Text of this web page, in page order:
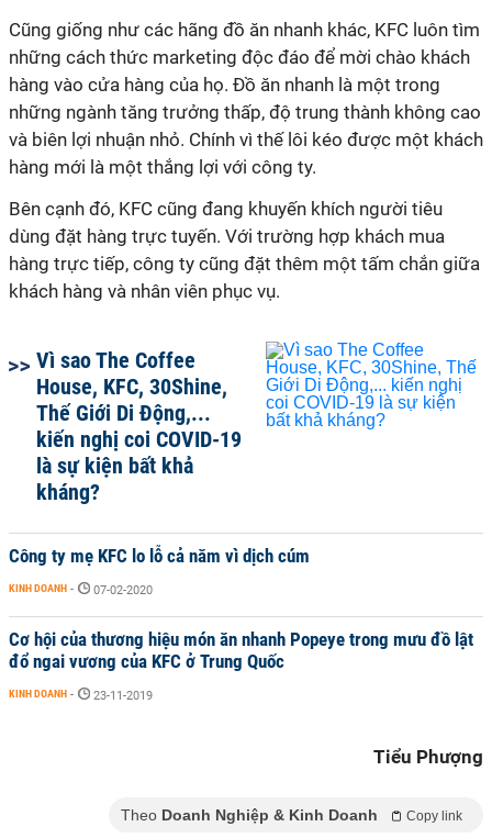
Cũng giống như các hãng đồ ăn nhanh khác, KFC luôn tìm
những cách thức marketing độc đáo để mời chào khách
hàng vào cửa hàng của họ. Đồ ăn nhanh là một trong
những ngành tăng trưởng thấp, độ trung thành không cao
và biên lợi nhuận nhỏ. Chính vì thế lôi kéo được một khách
hàng mới là một thắng lợi với công ty.
Bên cạnh đó, KFC cũng đang khuyến khích người tiêu
dùng đặt hàng trực tuyến. Với trường hợp khách mua
hàng trực tiếp, công ty cũng đặt thêm một tấm chắn giữa
khách hàng và nhân viên phục vụ.
Vì sao The Coffee
House, KFC, 30Shine,
Thế Giới Di Động,...
kiến nghị coi COVID-19
là sự kiện bất khả
kháng?
Công ty mẹ KFC lo lỗ cả năm vì dịch cúm
KINH DOANH - 07-02-2020
Cơ hội của thương hiệu món ăn nhanh Popeye trong mưu đồ lật
đổ ngai vương của KFC ở Trung Quốc
KINH DOANH - 23-11-2019
Tiểu Phượng
Theo Doanh Nghiệp & Kinh Doanh Copy link